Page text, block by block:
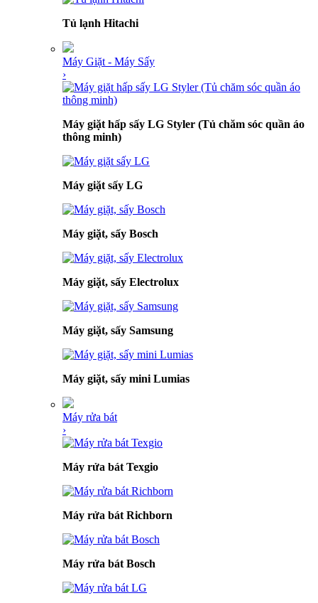
Tủ lạnh Hitachi
Máy Giặt - Máy Sấy
›
Máy giặt hấp sấy LG Styler (Tủ chăm sóc quần áo
thông minh)
Máy giặt sấy LG
Máy giặt, sấy Bosch
Máy giặt, sấy Electrolux
Máy giặt, sấy Samsung
Máy giặt, sấy mini Lumias
Máy rửa bát
›
Máy rửa bát Texgio
Máy rửa bát Richborn
Máy rửa bát Bosch